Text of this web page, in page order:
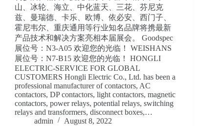
山、冰轮、海立、中化蓝天、三花、芬尼克
兹、曼瑞德、卡乐、欧博、依必安、西门子、
霍尼韦尔、重庆通用等行业知名品牌将携最新
产品技术和解决方案亮相本届展会。 Goodspec
展位号：N3-A05 欢迎您的光临！ WEISHANS
展位号：N7-B15 欢迎您的光临！ HONGLI
ELECTRIC-SERVICE FOR GLOBAL
CUSTOMERS Hongli Electric Co., Ltd. has been a
professional manufacturer of contactors, AC
contactors, DP contactors, light contactors, magnetic
contactors, power relays, potential relays, switching
relays and transformers, disconnect boxes,…
admin
August 8, 2022